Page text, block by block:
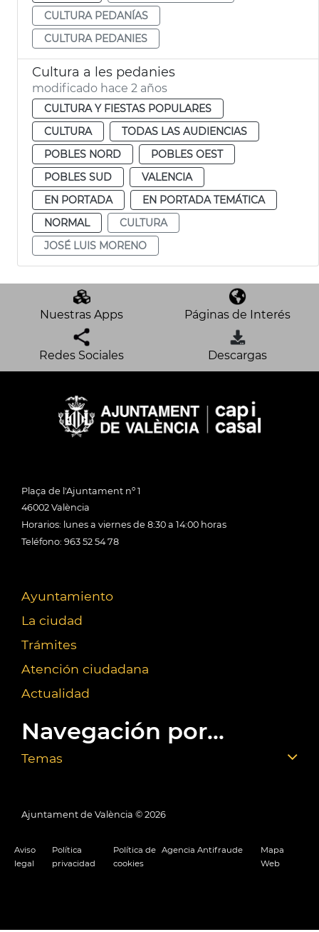
CULTURA PEDANÍAS
CULTURA PEDANIES
Cultura a les pedanies
modificado hace 2 años
CULTURA Y FIESTAS POPULARES
CULTURA
TODAS LAS AUDIENCIAS
POBLES NORD
POBLES OEST
POBLES SUD
VALENCIA
EN PORTADA
EN PORTADA TEMÁTICA
NORMAL
CULTURA
JOSÉ LUIS MORENO
Nuestras Apps Páginas de Interés
Redes Sociales Descargas
Plaça de l'Ajuntament nº 1
46002 València
Horarios: lunes a viernes de 8:30 a 14:00 horas
Teléfono: 963 52 54 78
Ayuntamiento
La ciudad
Trámites
Atención ciudadana
Actualidad
Navegación por...
Temas
Ajuntament de València © 2026
Aviso
legal
Política
privacidad
Política de
cookies
Agencia Antifraude
Mapa
Web